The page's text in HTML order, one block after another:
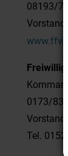
08193/
Vorstand
0173/83
Vorstand
Tel.